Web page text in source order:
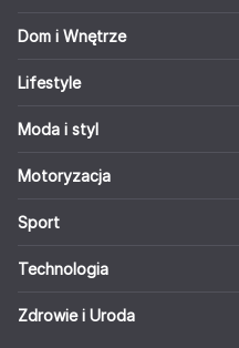
Dom i Wnętrze
Lifestyle
Moda i styl
Motoryzacja
Sport
Technologia
Zdrowie i Uroda